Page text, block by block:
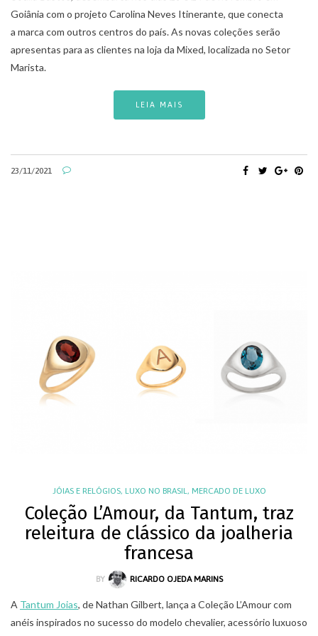
Goiânia com o projeto Carolina Neves Itinerante, que conecta
a marca com outros centros do país. As novas coleções serão
apresentas para as clientes na loja da Mixed, localizada no Setor
Marista.
LEIA MAIS
23/11/2021
JÓIAS E RELÓGIOS, LUXO NO BRASIL , MERCADO DE LUXO
Coleção L’Amour, da Tantum, traz
releitura de clássico da joalheria
francesa
BY RICARDO OJEDA MARINS
A Tantum Joias, de Nathan Gilbert, lança a Coleção L’Amour com
anéis inspirados no sucesso do modelo chevalier, acessório luxuoso